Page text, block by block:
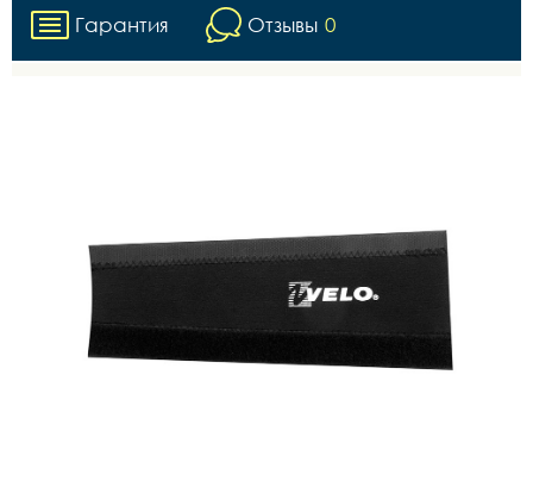
Гарантия Отзывы 0